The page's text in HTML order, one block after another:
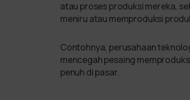
atau proses produksi mereka,
meniru atau memproduksi
Contohnya, perusahaan
mencegah pesaing
penuh di pasar.